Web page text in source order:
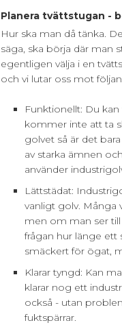
Planera tvättstugan -
Hur ska man då tänka.
säga, ska börja där man
egentligen välja i en
och vi lutar oss mot
Funktionellt: Du
kommer inte att ta
golvet så är det
av starka ämnen
använder
Lättstädat:
vanligt golv. Många
men om man ser till
frågan hur länge ett
smäckert för ögat,
Klarar tyngd: Kan
klarar nog ett
också - utan
fuktspärrar.